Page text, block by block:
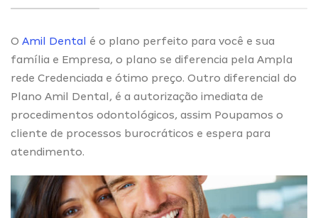
O Amil Dental é o plano perfeito para você e sua
família e Empresa, o plano se diferencia pela Ampla
rede Credenciada e ótimo preço. Outro diferencial do
Plano Amil Dental, é a autorização imediata de
procedimentos odontológicos, assim Poupamos o
cliente de processos burocráticos e espera para
atendimento.